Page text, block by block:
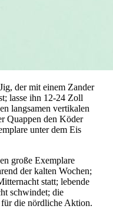
der mit einem Zander
lasse ihn 12-24 Zoll
langsamen vertikalen
Quappen den Köder
unter dem Eis
große Exemplare
der kalten Wochen;
statt; lebende
schwindet; die
für die nördliche Aktion.